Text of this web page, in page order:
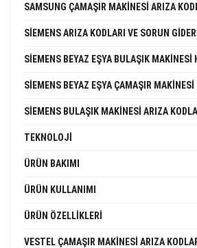
SAMSUNG ÇAMAŞIR MAKINESI ARIZA
SIEMENS ARIZA KODLARI VE SORUN
SIEMENS BEYAZ EŞYA BULAŞIK MAKINESI
SIEMENS BEYAZ EŞYA ÇAMAŞIR MAKINESI
SIEMENS BULAŞIK MAKINESI ARIZA
TEKNOLOJI
ÜRÜN BAKIMI
ÜRÜN KULLANIMI
ÜRÜN ÖZELLIKLERI
VESTEL ÇAMAŞIR MAKINESI ARIZA